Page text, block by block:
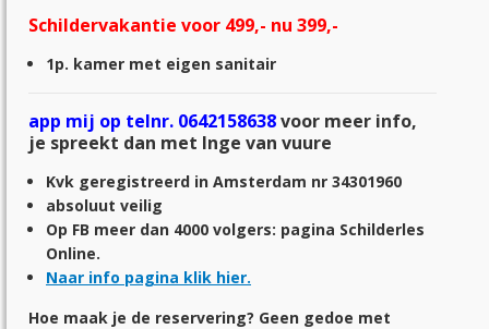
Schildervakantie voor 499,- nu 399,-
1p. kamer met eigen sanitair
app mij op telnr. 0642158638voor meer info,
je spreekt dan met Inge van vuure
Kvk geregistreerd in Amsterdam nr 34301960
absoluut veilig
Op FB meer dan 4000 volgers: pagina Schilderles
Online.
Naar info pagina klik hier.
Hoe maak je de reservering? Geen gedoe met